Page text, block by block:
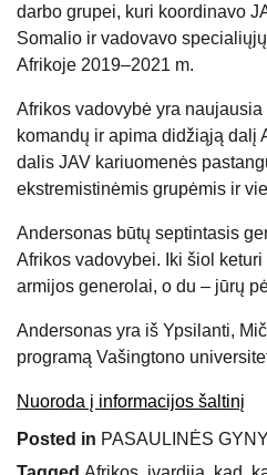
darbo grupei, kuri koordinavo
Somalio ir vadovavo
Afrikoje 2019–2021 m.
Afrikos vadovybė yra
komandų ir apima didžiąją dalį
dalis JAV kariuomenės
ekstremistinėmis grupėmis ir
Andersonas būtų septintasis
Afrikos vadovybei. Iki šiol
armijos generolai, o du – jūrų
Andersonas yra iš Ypsilanti,
programą Vašingtono
Nuoroda į informacijos šaltinį
Posted in PASAULINĖS